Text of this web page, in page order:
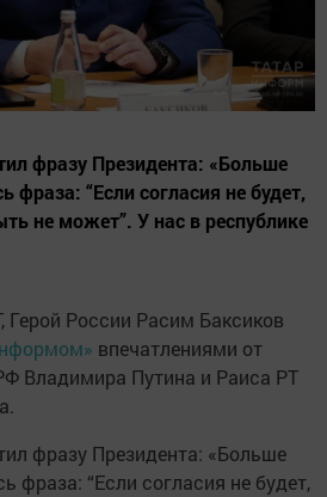
фразу Президента: «Больше
фраза: “Если согласия не будет,
не может”. У нас в республике
Герой России Расим Баксиков
впечатлениями от
Владимира Путина и Раиса РТ
фразу Президента: «Больше
фраза: “Если согласия не будет,